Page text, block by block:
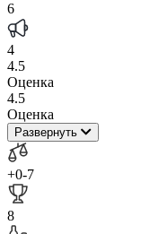
6
4
4.5
Оценка
4.5
Оценка
Развернуть
+0-7
8